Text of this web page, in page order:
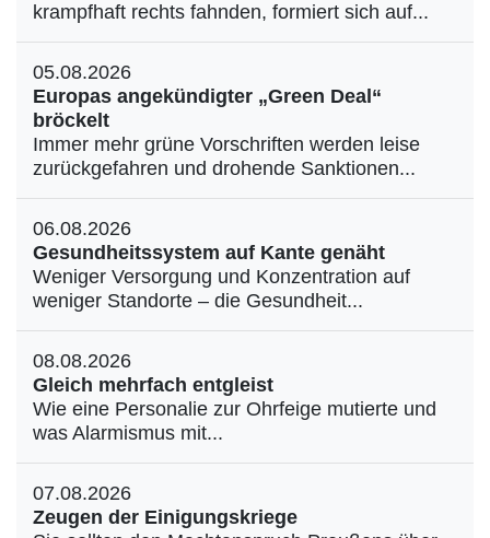
krampfhaft rechts fahnden, formiert sich auf...
05.08.2026
Europas angekündigter „Green Deal“
bröckelt
Immer mehr grüne Vorschriften werden leise
zurückgefahren und drohende Sanktionen...
06.08.2026
Gesundheitssystem auf Kante genäht
Weniger Versorgung und Konzentration auf
weniger Standorte – die Gesundheit...
08.08.2026
Gleich mehrfach entgleist
Wie eine Personalie zur Ohrfeige mutierte und
was Alarmismus mit...
07.08.2026
Zeugen der Einigungskriege